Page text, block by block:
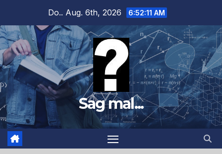
springen
Do.. Aug. 6th, 2026 6:52:12 AM
Sag mal...